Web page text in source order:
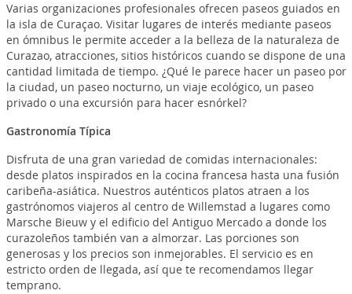
Varias organizaciones profesionales ofrecen paseos guiados en
la isla de Curaçao. Visitar lugares de interés mediante paseos
en ómnibus le permite acceder a la belleza de la naturaleza de
Curazao, atracciones, sitios históricos cuando se dispone de una
cantidad limitada de tiempo. ¿Qué le parece hacer un paseo por
la ciudad, un paseo nocturno, un viaje ecológico, un paseo
privado o una excursión para hacer esnórkel?
Gastronomía Típica
Disfruta de una gran variedad de comidas internacionales:
desde platos inspirados en la cocina francesa hasta una fusión
caribeña-asiática. Nuestros auténticos platos atraen a los
gastrónomos viajeros al centro de Willemstad a lugares como
Marsche Bieuw y el edificio del Antiguo Mercado a donde los
curazoleños también van a almorzar. Las porciones son
generosas y los precios son inmejorables. El servicio es en
estricto orden de llegada, así que te recomendamos llegar
temprano.